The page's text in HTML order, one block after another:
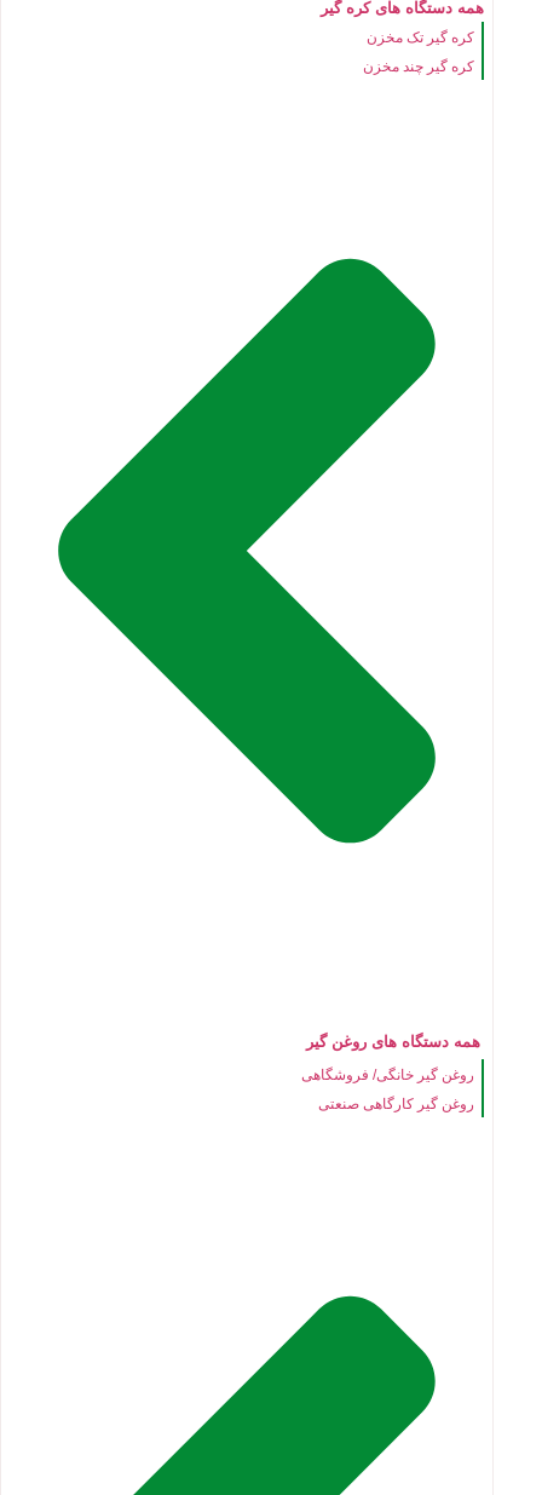
همه دستگاه های کره گیر
کره گیر تک مخزن
کره گیر چند مخزن
همه دستگاه های روغن گیر
روغن گیر خانگی/ فروشگاهی
روغن گیر کارگاهی صنعتی